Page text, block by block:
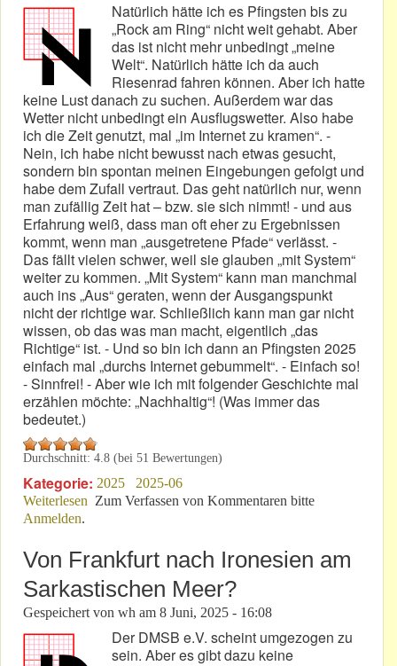
Natürlich hätte ich es Pfingsten bis zu
„Rock am Ring“ nicht weit gehabt. Aber
das ist nicht mehr unbedingt „meine
Welt“. Natürlich hätte ich da auch
Riesenrad fahren können. Aber ich hatte
keine Lust danach zu suchen. Außerdem war das
Wetter nicht unbedingt ein Ausflugswetter. Also habe
ich die Zeit genutzt, mal „im Internet zu kramen“. -
Nein, ich habe nicht bewusst nach etwas gesucht,
sondern bin spontan meinen Eingebungen gefolgt und
habe dem Zufall vertraut. Das geht natürlich nur, wenn
man zufällig Zeit hat – bzw. sie sich nimmt! - und aus
Erfahrung weiß, dass man oft eher zu Ergebnissen
kommt, wenn man „ausgetretene Pfade“ verlässt. -
Das fällt vielen schwer, weil sie glauben „mit System“
weiter zu kommen. „Mit System“ kann man manchmal
auch ins „Aus“ geraten, wenn der Ausgangspunkt
nicht der richtige war. Schließlich kann man gar nicht
wissen, ob das was man macht, eigentlich „das
Richtige“ ist. - Und so bin ich dann an Pfingsten 2025
einfach mal „durchs Internet gebummelt“. - Einfach so!
- Sinnfrei! - Aber wie ich mit folgender Geschichte mal
erzählen möchte: „Nachhaltig“! (Was immer das
bedeutet.)
Durchschnitt: 4.8 (bei 51 Bewertungen)
Kategorie: 2025
2025-06
Weiterlesen über Pfingsttage: Zeit für Erinnerungen an die Zukunft!
Zum Verfassen von Kommentaren bitte
Anmelden.
Von Frankfurt nach Ironesien am
Sarkastischen Meer?
Gespeichert von wh am 8 Juni, 2025 - 16:08
Der DMSB e.V. scheint umgezogen zu
sein. Aber es gibt dazu keine